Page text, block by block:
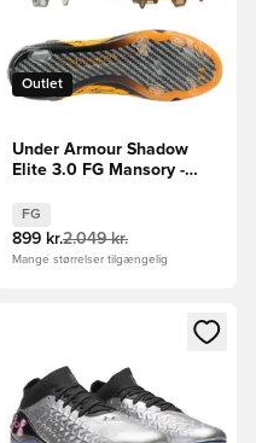
Outlet
Under Armour Shadow
Elite 3.0 FG Mansory -
EDITION
FG
899 kr.2.049 kr.
Mange størrelser tilgængelig
eller tilmelde dig som
Åbner en Modal til at logge